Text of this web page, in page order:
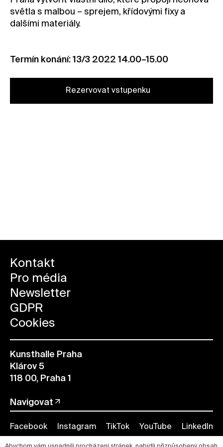
Kontakt
Pronájem prostor
Volné pozice
světla s malbou – sprejem, křídovými fixy a
dalšími materiály.
Termín konání: 13/3 2022 14.00–15.00
Rezervovat vstupenku
Kontakt
Pro média
Newsletter
GDPR
Cookies
Kunsthalle Praha
Klárov 5
118 00, Praha 1
Navigovat
Facebook Instagram TikTok YouTube LinkedIn